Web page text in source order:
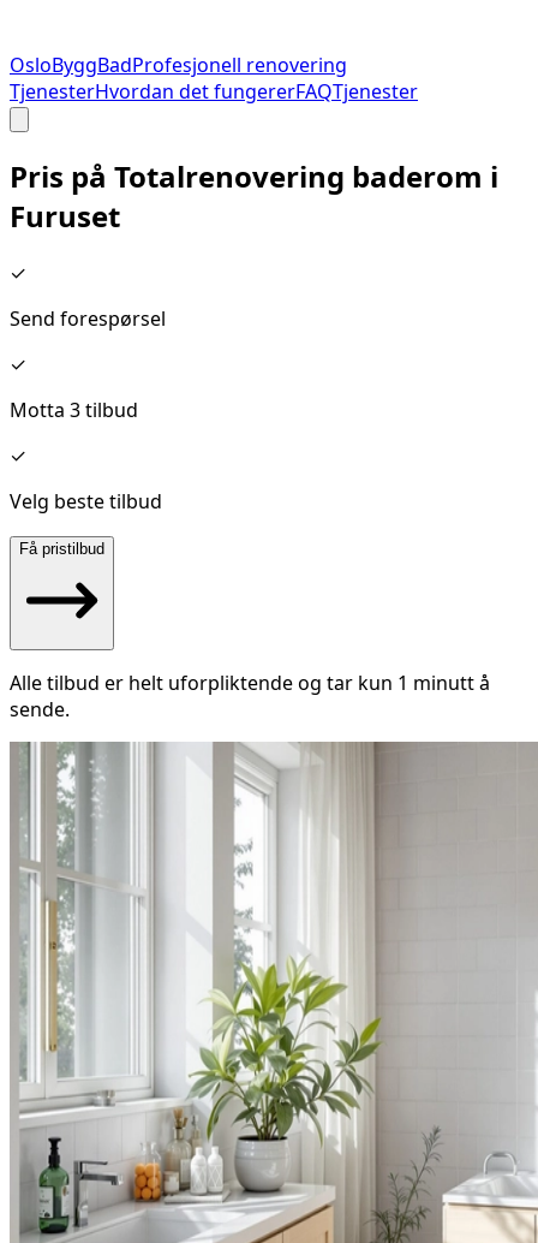
OsloByggBadProfesjonell renovering
TjenesterHvordan det fungererFAQTjenester
Pris på Totalrenovering baderom i
Furuset
✓
Send forespørsel
✓
Motta 3 tilbud
✓
Velg beste tilbud
Få pristilbud
Alle tilbud er helt uforpliktende og tar kun 1 minutt å
sende.